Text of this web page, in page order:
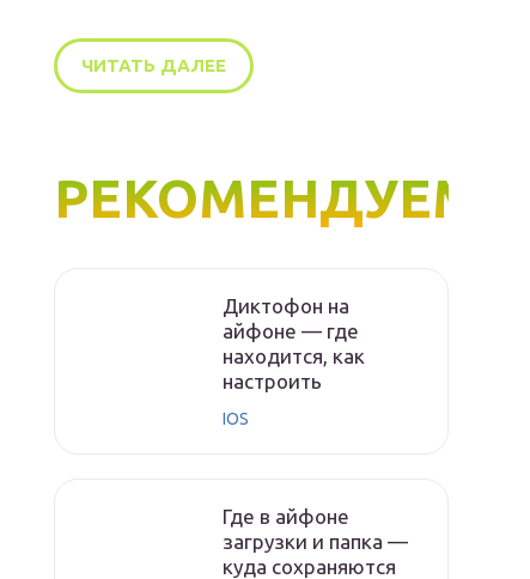
ЧИТАТЬ ДАЛЕЕ
РЕКОМЕНДУЕМ
Диктофон на
айфоне — где
находится, как
настроить
IOS
Где в айфоне
загрузки и папка —
куда сохраняются